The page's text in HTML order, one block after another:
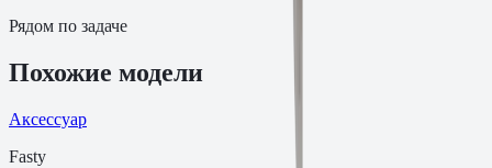
Рядом по задаче
Похожие модели
Аксессуар
Fasty